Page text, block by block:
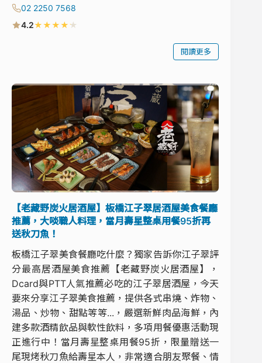
02 2250 7568
4.2★★★★★
閱讀更多
【老藏野炭火居酒屋】板橋江子翠居酒屋美食餐廳
推薦，大啖職人料理，當月壽星整桌用餐95折再
送秋刀魚！
板橋江子翠美食餐廳吃什麼？獨家告訴你江子翠評
分最高居酒屋美食推薦【老藏野炭火居酒屋】，
Dcard與PTT人氣推薦必吃的江子翠居酒屋，今天
要來分享江子翠美食推薦，提供各式串燒、炸物、
湯品、炒物、甜點等等...，嚴選新鮮肉品海鮮，內
建多款酒精飲品與軟性飲料，多項用餐優惠活動現
正進行中！當月壽星整桌用餐95折，限量贈送一
尾現烤秋刀魚給壽星本人，非常適合朋友聚餐、情